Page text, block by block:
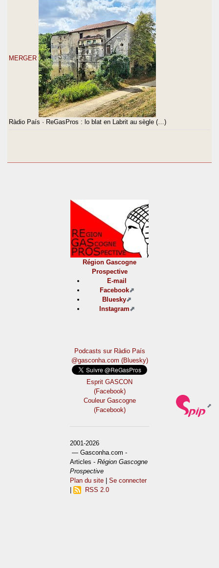
MERGER
Ràdio País · ReGasPros : lo blat en Labrit au sègle (…)
Région Gascogne
Prospective
E-mail
Facebook
Bluesky
Instagram
Podcasts sur Ràdio País
@gasconha.com (Bluesky)
Esprit GASCON
(Facebook)
Couleur Gascogne
(Facebook)
2001-2026
— Gasconha.com -
Articles -Région Gascogne
Prospective
Plan du site |Se connecter
|
RSS 2.0